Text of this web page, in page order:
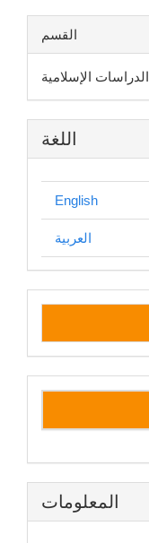
القسم
الدراسات الإسلامية
اللغة
English
العربية
إنشاء
طلب
نشر
المعلومات